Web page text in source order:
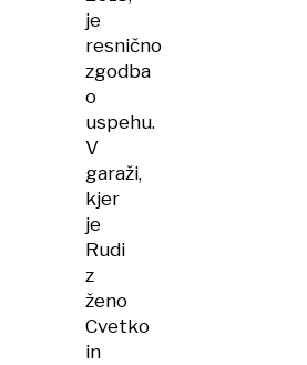
je
resnično
zgodba
o
uspehu.
V
garaži,
kjer
je
Rudi
z
ženo
Cvetko
in